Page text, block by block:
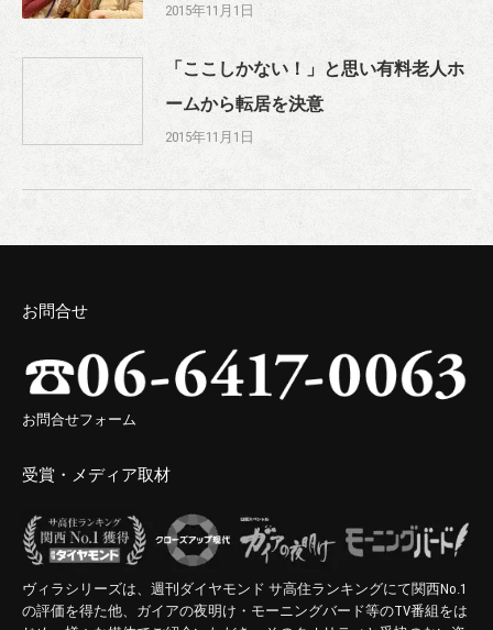
2015年11月1日
「ここしかない！」と思い有料老人ホ
ームから転居を決意
2015年11月1日
お問合せ
お問合せフォーム
受賞・メディア取材
ヴィラシリーズは、週刊ダイヤモンド サ高住ランキングにて関西No.1
の評価を得た他、ガイアの夜明け・モーニングバード等のTV番組をは